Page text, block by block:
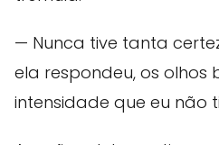
— Nunca tive tanta
ela respondeu, os olhos
intensidade que eu não